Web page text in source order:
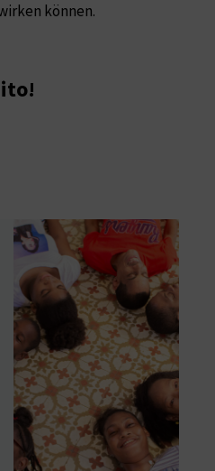
können.